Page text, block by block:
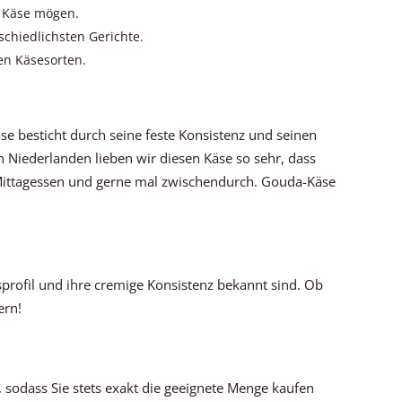
mögen.
Gerichte.
Käsesorten.
besticht durch seine feste Konsistenz und seinen
lieben wir diesen Käse so sehr, dass
und gerne mal zwischendurch. Gouda-Käse
und ihre cremige Konsistenz bekannt sind. Ob
Sie stets exakt die geeignete Menge kaufen